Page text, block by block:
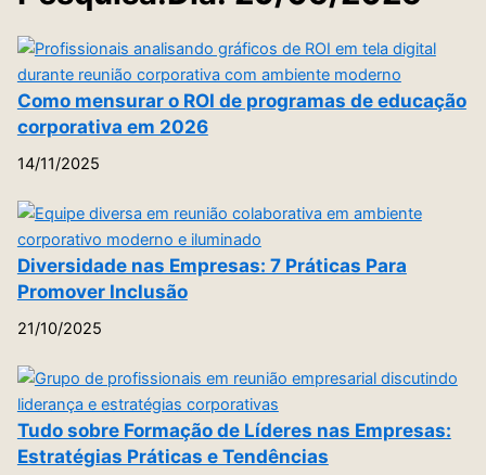
Como mensurar o ROI de programas de educação
corporativa em 2026
14/11/2025
Diversidade nas Empresas: 7 Práticas Para
Promover Inclusão
21/10/2025
Tudo sobre Formação de Líderes nas Empresas:
Estratégias Práticas e Tendências